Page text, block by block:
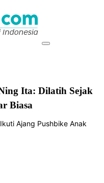
Ita: Dilatih Sejak
Biasa
Ajang Pushbike Anak